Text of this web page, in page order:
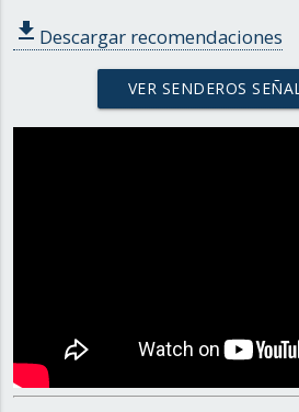
file_download Descargar recomendaciones
VER SENDEROS